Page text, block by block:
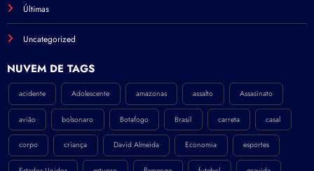
Últimas
Uncategorized
NÚVEM DE TAGS
acidente Adolescente amazonas assalto Assasinato
avião bolsonaro Botafogo Brasil carreta casal
corpo criança David Almeida Economia esportes